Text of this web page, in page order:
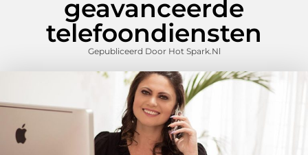
geavanceerde
telefoondiensten
Gepubliceerd Door Hot Spark.nl